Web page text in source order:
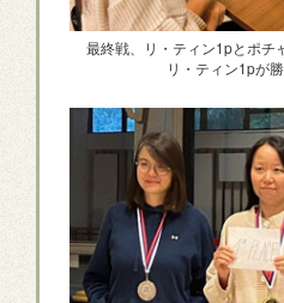
最終戦、リ・ティン1pとポチ
リ・ティン1pが